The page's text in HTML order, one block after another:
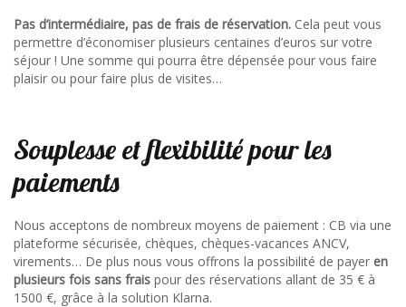
Pas d’intermédiaire, pas de frais de réservation. Cela peut vous
permettre d’économiser plusieurs centaines d’euros sur votre
séjour ! Une somme qui pourra être dépensée pour vous faire
plaisir ou pour faire plus de visites…
Souplesse et flexibilité pour les
paiements
Nous acceptons de nombreux moyens de paiement : CB via une
plateforme sécurisée, chèques, chèques-vacances ANCV,
virements… De plus nous vous offrons la possibilité de payer en
plusieurs fois sans frais pour des réservations allant de 35 € à
1500 €, grâce à la solution Klarna.